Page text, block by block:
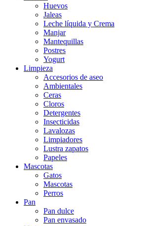
Huevos
Jaleas
Leche líquida y Crema
Manjar
Mantequillas
Postres
Yogurt
Limpieza
Accesorios de aseo
Ambientales
Ceras
Cloros
Detergentes
Insecticidas
Lavalozas
Limpiadores
Lustra zapatos
Papeles
Mascotas
Gatos
Mascotas
Perros
Pan
Pan dulce
Pan envasado